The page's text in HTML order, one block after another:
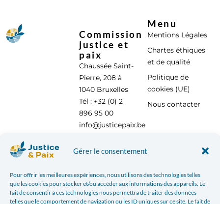
Gérer le consentement
Pour offrir les meilleures expériences, nous utilisons des technologies telles
que les cookies pour stocker et/ou accéder aux informations des appareils. Le
fait de consentir à ces technologies nous permettra de traiter des données
telles que le comportement de navigation ou les ID uniques sur ce site. Le fait de
Commission
justice et
paix
Chaussée Saint-
Pierre, 208 à
1040 Bruxelles
Tél : +32 (0) 2
896 95 00
info@justicepaix.be
Menu
Mentions Légales
Chartes éthiques
et de qualité
Politique de
cookies (UE)
Nous contacter